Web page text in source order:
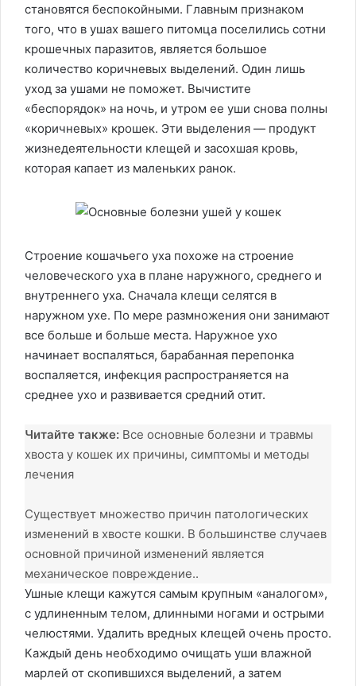
становятся беспокойными. Главным признаком
того, что в ушах вашего питомца поселились сотни
крошечных паразитов, является большое
количество коричневых выделений. Один лишь
уход за ушами не поможет. Вычистите
«беспорядок» на ночь, и утром ее уши снова полны
«коричневых» крошек. Эти выделения — продукт
жизнедеятельности клещей и засохшая кровь,
которая капает из маленьких ранок.
Строение кошачьего уха похоже на строение
человеческого уха в плане наружного, среднего и
внутреннего уха. Сначала клещи селятся в
наружном ухе. По мере размножения они занимают
все больше и больше места. Наружное ухо
начинает воспаляться, барабанная перепонка
воспаляется, инфекция распространяется на
среднее ухо и развивается средний отит.
Читайте также: Все основные болезни и травмы
хвоста у кошек их причины, симптомы и методы
лечения
Существует множество причин патологических
изменений в хвосте кошки. В большинстве случаев
основной причиной изменений является
механическое повреждение..
Ушные клещи кажутся самым крупным «аналогом»,
с удлиненным телом, длинными ногами и острыми
челюстями. Удалить вредных клещей очень просто.
Каждый день необходимо очищать уши влажной
марлей от скопившихся выделений, а затем